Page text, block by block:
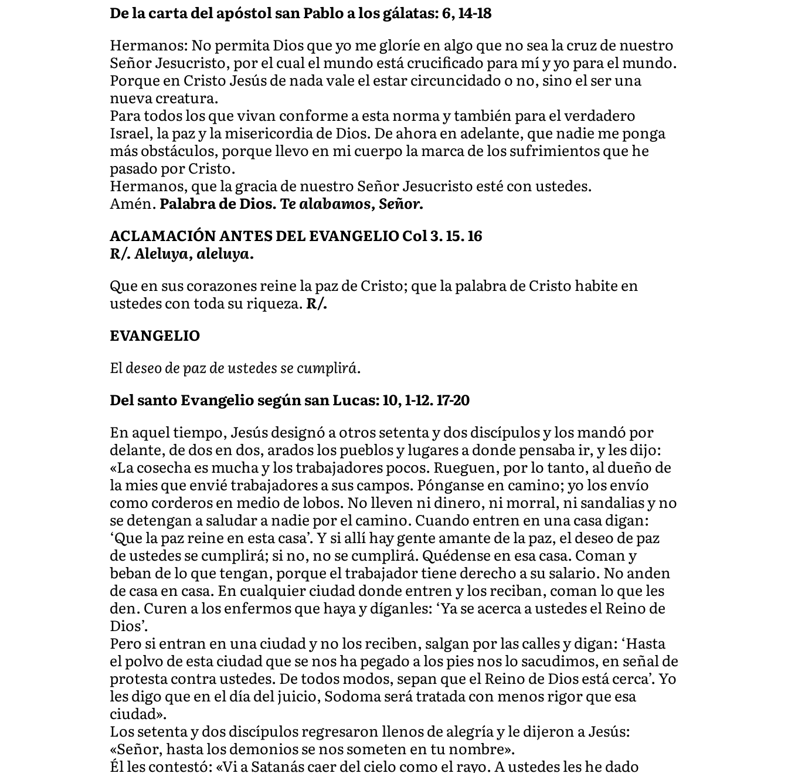
De la carta del apóstol san Pablo a los gálatas: 6, 14-18
Hermanos: No permita Dios que yo me gloríe en algo que no sea la cruz de nuestro
Señor Jesucristo, por el cual el mundo está crucificado para mí y yo para el mundo.
Porque en Cristo Jesús de nada vale el estar circuncidado o no, sino el ser una
nueva creatura.
Para todos los que vivan conforme a esta norma y también para el verdadero
Israel, la paz y la misericordia de Dios. De ahora en adelante, que nadie me ponga
más obstáculos, porque llevo en mi cuerpo la marca de los sufrimientos que he
pasado por Cristo.
Hermanos, que la gracia de nuestro Señor Jesucristo esté con ustedes.
Amén. Palabra de Dios.Te alabamos, Señor.
ACLAMACIÓN ANTES DEL EVANGELIO Col 3. 15. 16
R/. Aleluya, aleluya.
Que en sus corazones reine la paz de Cristo; que la palabra de Cristo habite en
ustedes con toda su riqueza.R/.
EVANGELIO
El deseo de paz de ustedes se cumplirá.
Del santo Evangelio según san Lucas: 10, 1-12. 17-20
En aquel tiempo, Jesús designó a otros setenta y dos discípulos y los mandó por
delante, de dos en dos, arados los pueblos y lugares a donde pensaba ir, y les dijo:
«La cosecha es mucha y los trabajadores pocos. Rueguen, por lo tanto, al dueño de
la mies que envié trabajadores a sus campos. Pónganse en camino; yo los envío
como corderos en medio de lobos. No lleven ni dinero, ni morral, ni sandalias y no
se detengan a saludar a nadie por el camino. Cuando entren en una casa digan:
‘Que la paz reine en esta casa’. Y si allí hay gente amante de la paz, el deseo de paz
de ustedes se cumplirá; si no, no se cumplirá. Quédense en esa casa. Coman y
beban de lo que tengan, porque el trabajador tiene derecho a su salario. No anden
de casa en casa. En cualquier ciudad donde entren y los reciban, coman lo que les
den. Curen a los enfermos que haya y díganles: ‘Ya se acerca a ustedes el Reino de
Dios’.
Pero si entran en una ciudad y no los reciben, salgan por las calles y digan: ‘Hasta
el polvo de esta ciudad que se nos ha pegado a los pies nos lo sacudimos, en señal de
protesta contra ustedes. De todos modos, sepan que el Reino de Dios está cerca’. Yo
les digo que en el día del juicio, Sodoma será tratada con menos rigor que esa
ciudad».
Los setenta y dos discípulos regresaron llenos de alegría y le dijeron a Jesús:
«Señor, hasta los demonios se nos someten en tu nombre».
Él les contestó: «Vi a Satanás caer del cielo como el rayo. A ustedes les he dado